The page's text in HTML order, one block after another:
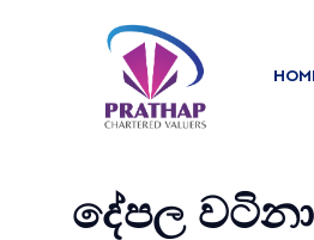
දේපල